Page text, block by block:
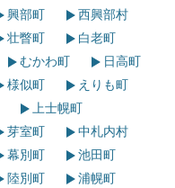
興部町
西興部村
壮瞥町
白老町
むかわ町
日高町
様似町
えりも町
上士幌町
芽室町
中札内村
幕別町
池田町
陸別町
浦幌町